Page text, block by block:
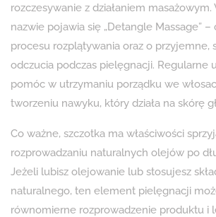
rozczesywanie z działaniem
nazwie pojawia się „Detangle Massage”
procesu rozplątywania oraz o przyjemne,
odczucia podczas pielęgnacji. Regularne
pomóc w utrzymaniu porządku we
tworzeniu nawyku, który działa na skórę
Co ważne, szczotka ma właściwości
rozprowadzaniu naturalnych olejów po
Jeżeli lubisz olejowanie lub stosujesz
naturalnego, ten element pielęgnacji
równomierne rozprowadzenie produktu i